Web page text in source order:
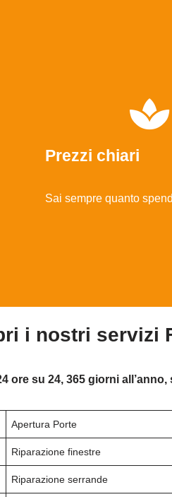
Prezzi chiari
Sai sempre quanto
i nostri servizi
ore su 24, 365 giorni
Apertura Porte
Riparazione finestre
Riparazione serrande